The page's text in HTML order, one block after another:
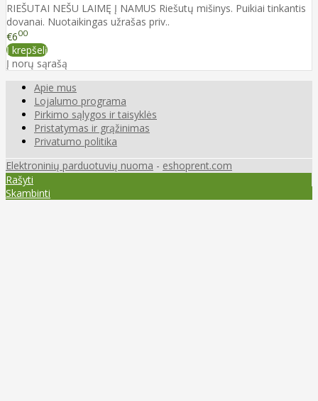
RIEŠUTAI NEŠU LAIMĘ Į NAMUS Riešutų mišinys. Puikiai tinkantis
dovanai. Nuotaikingas užrašas priv..
€600
Į krepšelį
Į norų sąrašą
Apie mus
Lojalumo programa
Pirkimo sąlygos ir taisyklės
Pristatymas ir grąžinimas
Privatumo politika
Elektroninių parduotuvių nuoma - eshoprent.com
Rašyti
Skambinti